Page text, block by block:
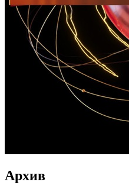
Архив